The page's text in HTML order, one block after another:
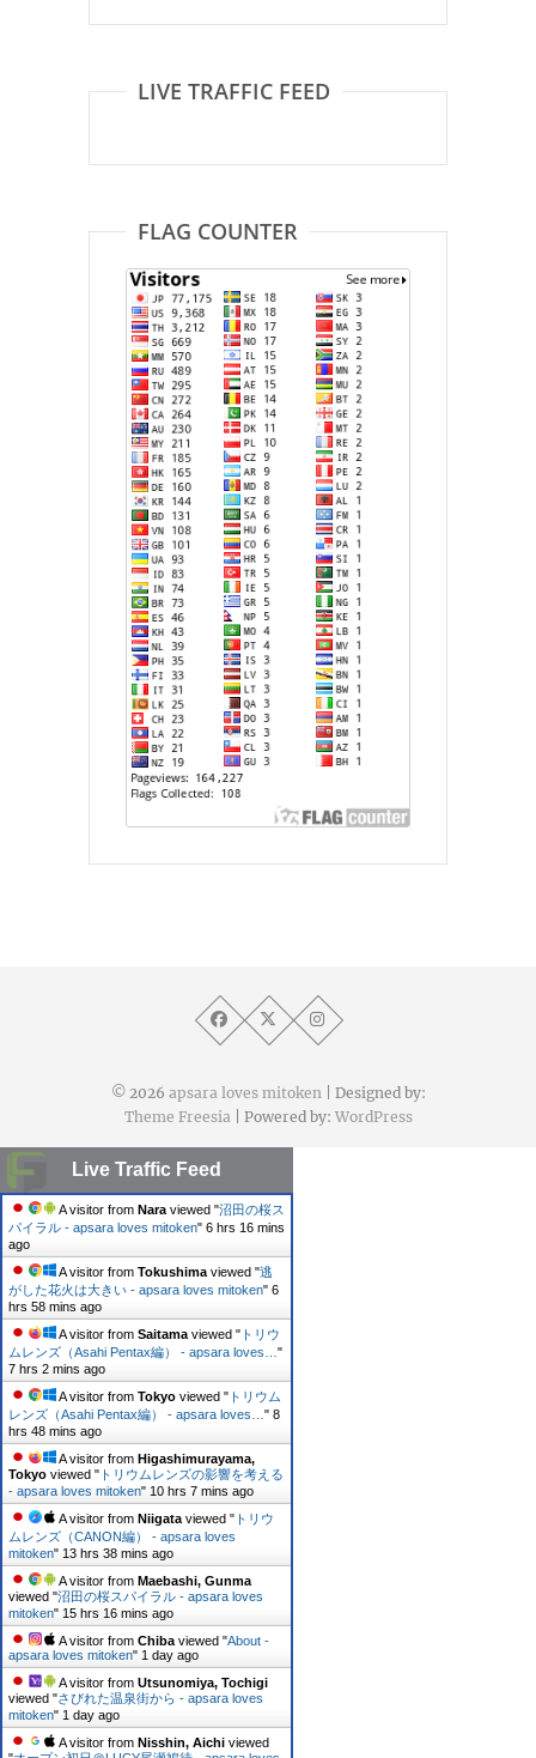
LIVE TRAFFIC FEED
FLAG COUNTER
© 2026 apsara loves mitoken| Designed by:
Theme Freesia| Powered by: WordPress
Live Traffic Feed
A visitor from Nara viewed "沼田の桜ス
パイラル - apsara loves mitoken" 6 hrs 16 mins
ago
A visitor from Tokushima viewed "逃
がした花火は大きい - apsara loves mitoken" 6
hrs 58 mins ago
A visitor from Saitama viewed " トリウ
ムレンズ（Asahi Pentax編） - apsara loves… "
7 hrs 2 mins ago
A visitor from Tokyo viewed " トリウム
レンズ（Asahi Pentax編） - apsara loves… " 8
hrs 48 mins ago
A visitor from Higashimurayama,
Tokyo viewed " トリウムレンズの影響を考える
- apsara loves mitoken" 10 hrs 7 mins ago
A visitor from Niigata viewed " トリウ
ムレンズ（CANON編） - apsara loves
mitoken" 13 hrs 38 mins ago
A visitor from Maebashi, Gunma
viewed "沼田の桜スパイラル - apsara loves
mitoken" 15 hrs 16 mins ago
A visitor from Chiba viewed "About -
apsara loves mitoken" 1 day ago
A visitor from Utsunomiya, Tochigi
viewed "さびれた温泉街から - apsara loves
mitoken" 1 day ago
A visitor from Nisshin, Aichi viewed